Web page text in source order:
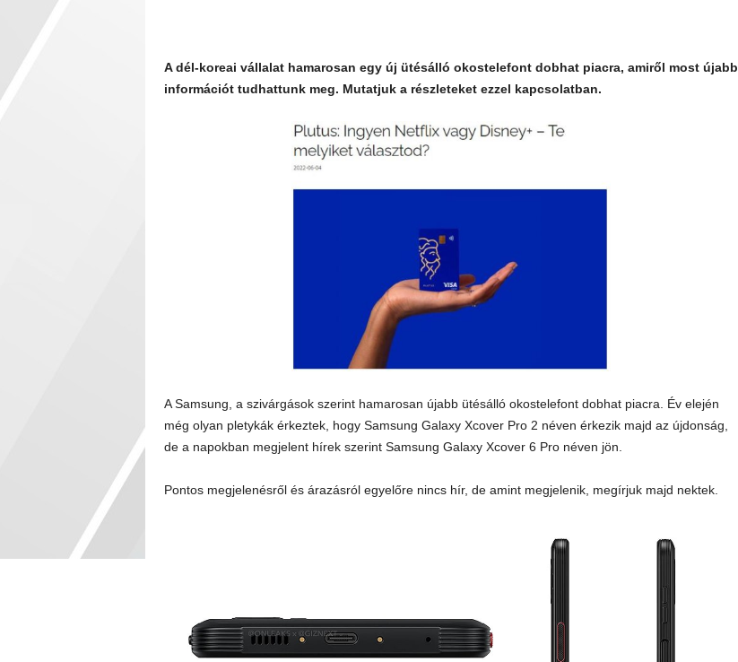
A dél-koreai vállalat hamarosan egy új ütésálló okostelefont dobhat piacra, amiről most újabb
információt tudhattunk meg. Mutatjuk a részleteket ezzel kapcsolatban.
A Samsung, a szivárgások szerint hamarosan újabb ütésálló okostelefont dobhat piacra. Év elején
még olyan pletykák érkeztek, hogy Samsung Galaxy Xcover Pro 2 néven érkezik majd az újdonság,
de a napokban megjelent hírek szerint Samsung Galaxy Xcover 6 Pro néven jön.
Pontos megjelenésről és árazásról egyelőre nincs hír, de amint megjelenik, megírjuk majd nektek.